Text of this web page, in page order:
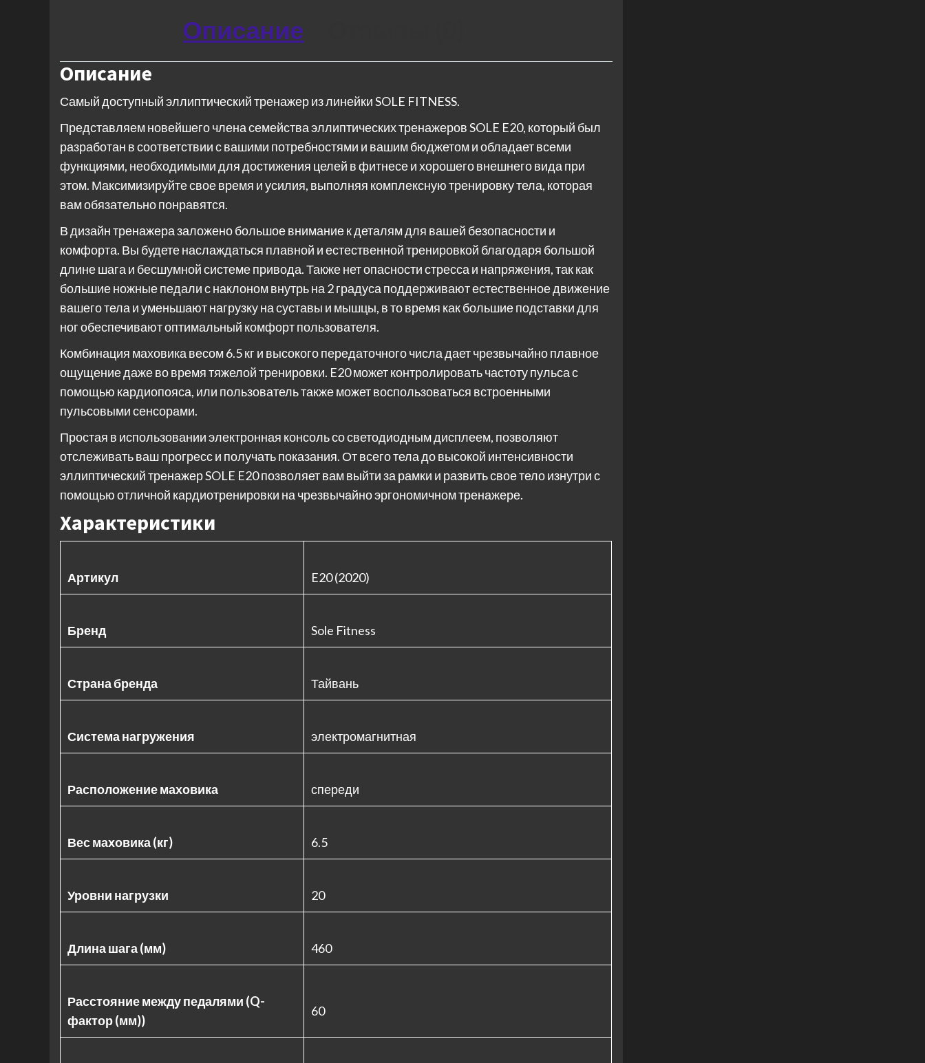
Описание
Описание
Самый доступный эллиптический тренажер из линейки SOLE FITNESS.
Представляем новейшего члена семейства эллиптических тренажеров SOLE E20, который был
разработан в соответствии с вашими потребностями и вашим бюджетом и обладает всеми
функциями, необходимыми для достижения целей в фитнесе и хорошего внешнего вида при
этом. Максимизируйте свое время и усилия, выполняя комплексную тренировку тела, которая
вам обязательно понравятся.
В дизайн тренажера заложено большое внимание к деталям для вашей безопасности и
комфорта. Вы будете наслаждаться плавной и естественной тренировкой благодаря большой
длине шага и бесшумной системе привода. Также нет опасности стресса и напряжения, так как
большие ножные педали с наклоном внутрь на 2 градуса поддерживают естественное движение
вашего тела и уменьшают нагрузку на суставы и мышцы, в то время как большие подставки для
ног обеспечивают оптимальный комфорт пользователя.
Комбинация маховика весом 6.5 кг и высокого передаточного числа дает чрезвычайно плавное
ощущение даже во время тяжелой тренировки. E20 может контролировать частоту пульса с
помощью кардиопояса, или пользователь также может воспользоваться встроенными
пульсовыми сенсорами.
Простая в использовании электронная консоль со светодиодным дисплеем, позволяют
отслеживать ваш прогресс и получать показания. От всего тела до высокой интенсивности
эллиптический тренажер SOLE E20 позволяет вам выйти за рамки и развить свое тело изнутри с
помощью отличной кардиотренировки на чрезвычайно эргономичном тренажере.
Характеристики
Артикул E20 (2020)
Бренд Sole Fitness
Страна бренда Тайвань
Система нагружения электромагнитная
Расположение маховика спереди
Вес маховика (кг) 6.5
Уровни нагрузки 20
Длина шага (мм) 460
Расстояние между педалями (Q-
фактор (мм))
60